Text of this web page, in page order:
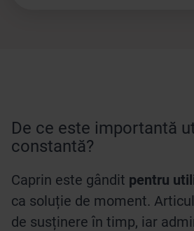
De ce este importantă
constantă?
Caprin este gândit pentru
ca soluție de moment.
de susținere în timp, iar